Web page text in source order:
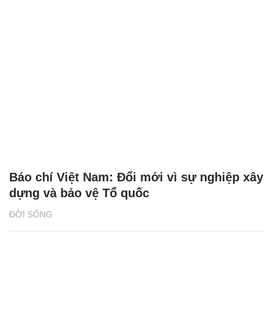
ĐỜI SỐNG
Báo chí Việt Nam: Đổi mới vì sự nghiệp xây
dựng và bảo vệ Tổ quốc